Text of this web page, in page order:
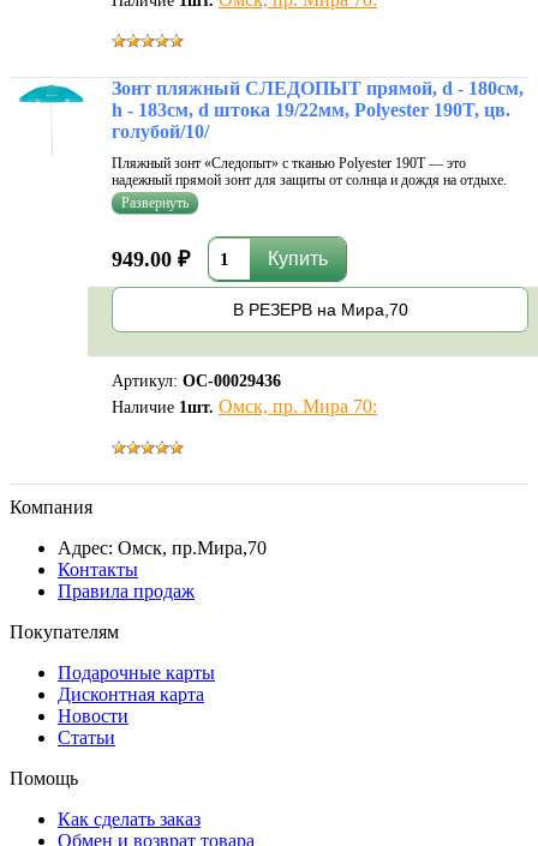
Зонт пляжный СЛЕДОПЫТ прямой, d - 180см,
h - 183см, d штока 19/22мм, Polyester 190T, цв.
голубой/10/
Пляжный зонт «Следопыт» с тканью Polyester 190T — это
надежный прямой зонт для защиты от солнца и дождя на отдыхе.
Прочный купол из легкой, но устойчивой ткани обеспечивает
быструю сушку и долговечность, а стальной шток диаметром 19/22
949.00 ₽
В РЕЗЕРВ на Мира,70
Артикул: ОС-00029436
Наличие 1шт. Омск, пр. Мира 70:
Компания
Адрес: Омск, пр.Мира,70
Контакты
Правила продаж
Покупателям
Подарочные карты
Дисконтная карта
Новости
Статьи
Помощь
Как сделать заказ
Обмен и возврат товара